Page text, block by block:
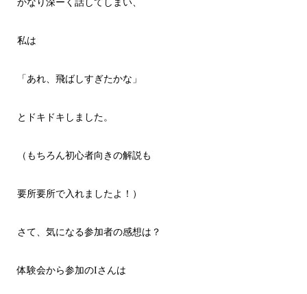
かなり深ーく話してしまい、
私は
「あれ、飛ばしすぎたかな」
とドキドキしました。
（もちろん初心者向きの解説も
要所要所で入れましたよ！）
さて、気になる参加者の感想は？
体験会から参加のIさんは